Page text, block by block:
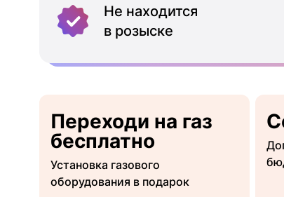
Не находится
в розыске
Переходи на газ
бесплатно
Установка газового
оборудования в подарок